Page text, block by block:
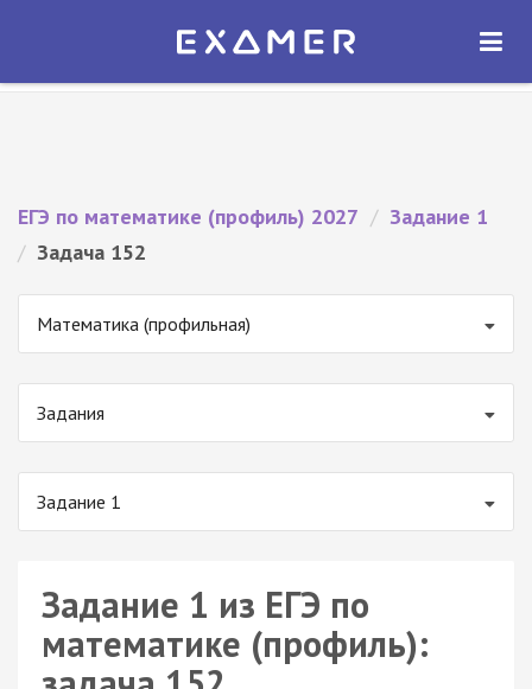
Экзамер — ЕГЭ 2027
ОТКРЫТЬ
ЕГЭ по математике (профиль) 2027 / Задание 1
/ Задача 152
Математика (профильная)
Задания
Задание 1
Задание 1 из ЕГЭ по
математике (профиль):